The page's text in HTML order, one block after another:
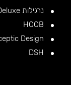
נרגילות Amy Deluxe